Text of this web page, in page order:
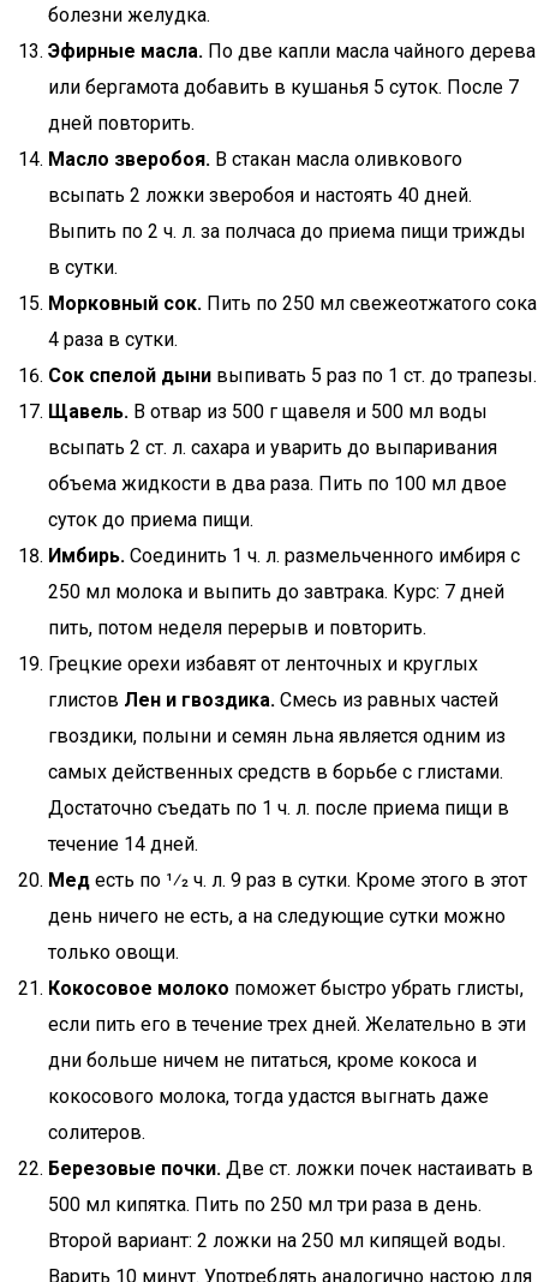
болезни желудка.
Эфирные масла. По две капли масла чайного дерева
или бергамота добавить в кушанья 5 суток. После 7
дней повторить.
Масло зверобоя. В стакан масла оливкового
всыпать 2 ложки зверобоя и настоять 40 дней.
Выпить по 2 ч. л. за полчаса до приема пищи трижды
в сутки.
Морковный сок. Пить по 250 мл свежеотжатого сока
4 раза в сутки.
Сок спелой дыни выпивать 5 раз по 1 ст. до трапезы.
Щавель. В отвар из 500 г щавеля и 500 мл воды
всыпать 2 ст. л. сахара и уварить до выпаривания
объема жидкости в два раза. Пить по 100 мл двое
суток до приема пищи.
Имбирь. Соединить 1 ч. л. размельченного имбиря с
250 мл молока и выпить до завтрака. Курс: 7 дней
пить, потом неделя перерыв и повторить.
Грецкие орехи избавят от ленточных и круглых
глистов Лен и гвоздика. Смесь из равных частей
гвоздики, полыни и семян льна является одним из
самых действенных средств в борьбе с глистами.
Достаточно съедать по 1 ч. л. после приема пищи в
течение 14 дней.
Мед есть по 1⁄2 ч. л. 9 раз в сутки. Кроме этого в этот
день ничего не есть, а на следующие сутки можно
только овощи.
Кокосовое молоко поможет быстро убрать глисты,
если пить его в течение трех дней. Желательно в эти
дни больше ничем не питаться, кроме кокоса и
кокосового молока, тогда удастся выгнать даже
солитеров.
Березовые почки. Две ст. ложки почек настаивать в
500 мл кипятка. Пить по 250 мл три раза в день.
Второй вариант: 2 ложки на 250 мл кипящей воды.
Варить 10 минут. Употреблять аналогично настою для